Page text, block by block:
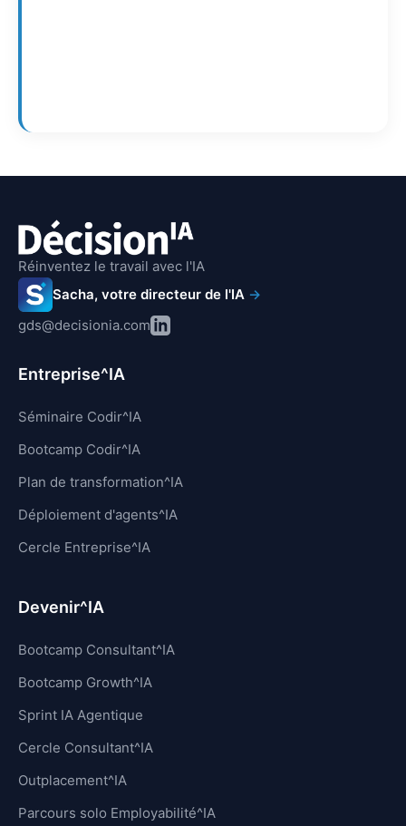
Réinventez le travail avec l'IA
Sacha, votre directeur de l'IA →
gds@decisionia.com
Entreprise^IA
Séminaire Codir^IA
Bootcamp Codir^IA
Plan de transformation^IA
Déploiement d'agents^IA
Cercle Entreprise^IA
Devenir^IA
Bootcamp Consultant^IA
Bootcamp Growth^IA
Sprint IA Agentique
Cercle Consultant^IA
Outplacement^IA
Parcours solo Employabilité^IA